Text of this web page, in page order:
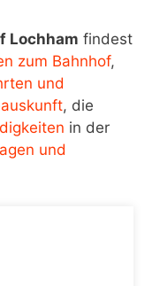
Lochham findest
zum Bahnhof,
und
, die
in der
und